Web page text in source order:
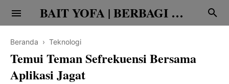
BAIT YOFA | BERBAGI CERITA
Beranda › Teknologi
Temui Teman Sefrekuensi Bersama
Aplikasi Jagat